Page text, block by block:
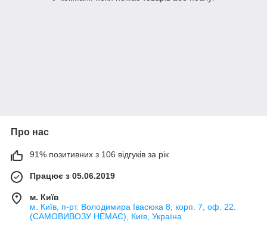
Про нас
91% позитивних з 106 відгуків за рік
Працює з 05.06.2019
м. Київ
м. Київ, п-рт. Володимира Івасюка 8, корп. 7, оф. 22.
(САМОВИВОЗУ НЕМАЄ), Київ, Україна